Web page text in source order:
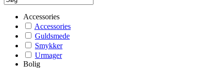
Accessories
Accessories
Guldsmede
Smykker
Urmager
Bolig